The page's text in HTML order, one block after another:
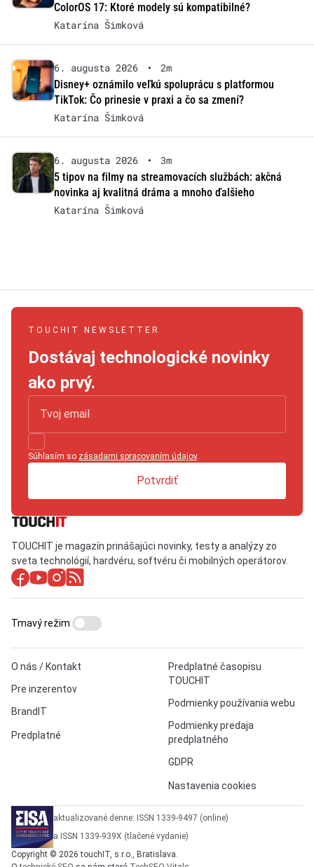
ColorOS 17: Ktoré modely sú kompatibilné?
Katarína Šimková
6. augusta 2026 •
2m
Disney+ oznámilo veľkú spoluprácu s platformou
TikTok: Čo prinesie v praxi a čo sa zmení?
Katarína Šimková
6. augusta 2026 •
3m
5 tipov na filmy na streamovacích službách: akčná
novinka aj kvalitná dráma a mnoho ďalšieho
Katarína Šimková
TOUCHIT NEWSLETTER
Dostávaj technologické novinky
ako prvý.
Súhlasím so zásadami spracovaním údajov.
Potvrdiť
TOUCHIT je magazín prinášajúci novinky, testy a analýzy zo
sveta technológií, hardvéru, softvéru či mobilných operátorov.
O nás / Kontakt
Pre inzerentov
BrandIT
Predplatné
Predplatné časopisu
TOUCHIT
Podmienky používania webu
Podmienky predaja
predplatného
GDPR
Nastavenia cookies
Tmavý režim
aktualizované denne: ISSN 1339-9497 (online)
a ISSN 1339-939X (tlačené vydanie)
Copyright © 2026 touchIT, s.r.o., Bratislava.